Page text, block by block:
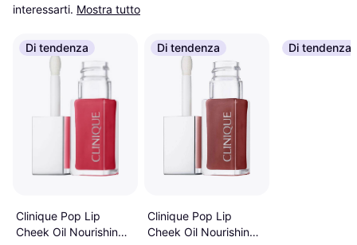
interessarti. Mostra tutto
Di tendenza
Clinique Pop Lip
Cheek Oil Nourishing
Di tendenza
Clinique Pop Lip
Cheek Oil Nourishing
Di tendenza